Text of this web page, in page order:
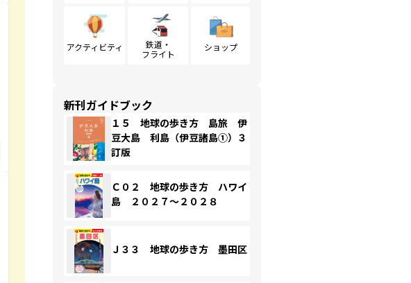
アクティビティ
鉄道・
フライト
ショップ
新刊ガイドブック
１５ 地球の歩き方 島旅 伊
豆大島 利島（伊豆諸島①）３
訂版
Ｃ０２ 地球の歩き方 ハワイ
島 ２０２７～２０２８
Ｊ３３ 地球の歩き方 墨田区